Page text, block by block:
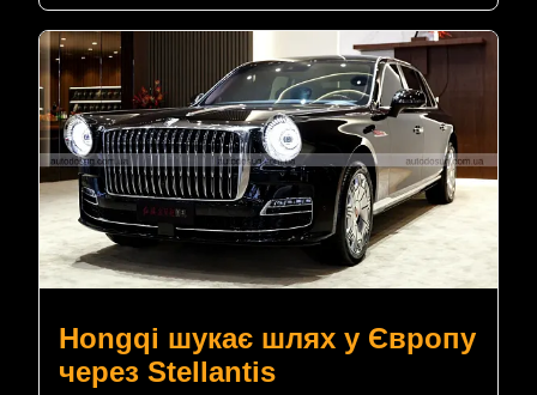
Hongqi шукає шлях у Європу
через Stellantis